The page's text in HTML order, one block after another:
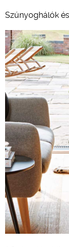
Szúnyoghálók